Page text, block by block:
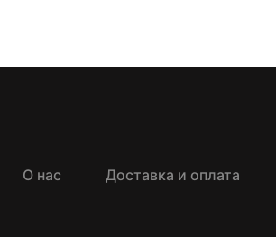
О нас Доставка и оплата